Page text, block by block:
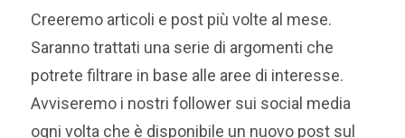
Creeremo articoli e post più volte al mese.
Saranno trattati una serie di argomenti che
potrete filtrare in base alle aree di interesse.
Avviseremo i nostri follower sui social media
ogni volta che è disponibile un nuovo post sul